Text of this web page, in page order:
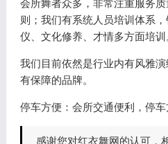
会所舞者众多，非常注重服务
则；我们有系统人员培训体系
仪、文化修养、才情多方面培训
我们目前依然是行业内有风雅
有保障的品牌。
停车方便：会所交通便利，停车
感谢您对红衣舞网的认可，